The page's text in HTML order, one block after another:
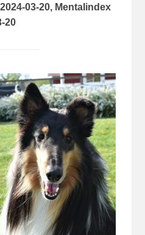
03-20, Mentalindex
20